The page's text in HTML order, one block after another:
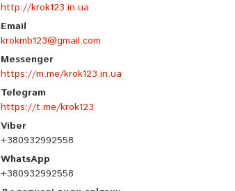
http://krok123.in.ua
krokmb123@gmail.com
https://m.me/krok123.in.ua
https://t.me/krok123
+380932992558
+380932992558